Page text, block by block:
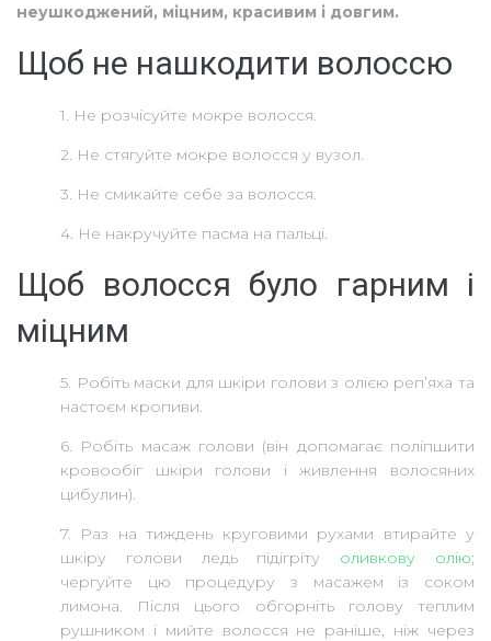
неушкоджений, міцним, красивим і довгим.
Щоб не нашкодити волоссю
1. Не розчісуйте мокре волосся.
2. Не стягуйте мокре волосся у вузол.
3. Не смикайте себе за волосся.
4. Не накручуйте пасма на пальці.
Щоб волосся було гарним і
міцним
5. Робіть маски для шкіри голови з олією реп’яха та
настоєм кропиви.
6. Робіть масаж голови (він допомагає поліпшити
кровообіг шкіри голови і живлення волосяних
цибулин).
7. Раз на тиждень круговими рухами втирайте у
шкіру голови ледь підігріту оливкову олію;
чергуйте цю процедуру з масажем із соком
лимона. Після цього обгорніть голову теплим
рушником і мийте волосся не раніше, ніж через